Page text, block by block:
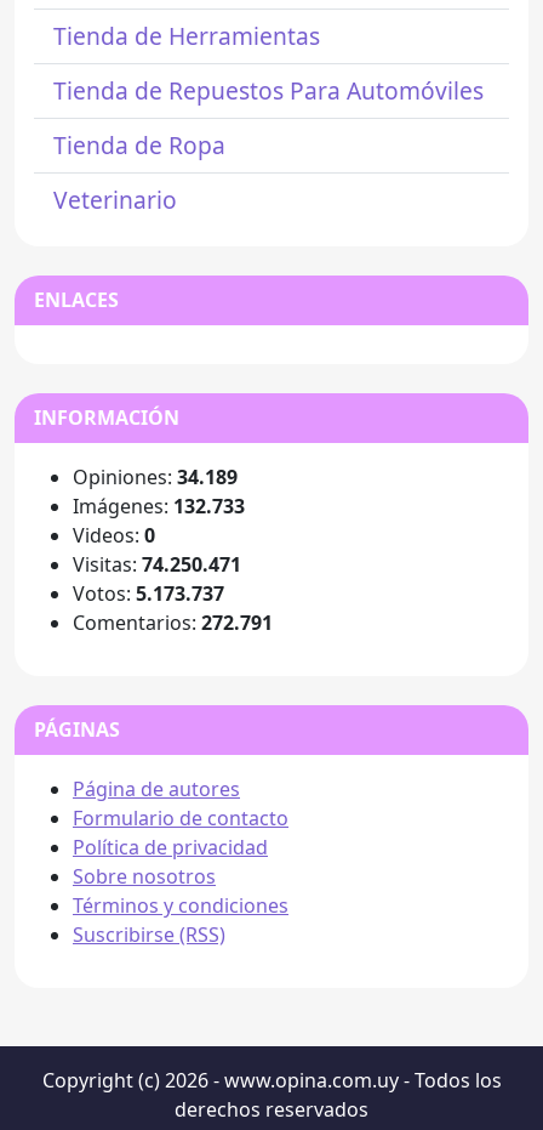
Tienda de Herramientas
Tienda de Repuestos Para Automóviles
Tienda de Ropa
Veterinario
ENLACES
INFORMACIÓN
Opiniones: 34.189
Imágenes: 132.733
Videos: 0
Visitas: 74.250.471
Votos: 5.173.737
Comentarios: 272.791
PÁGINAS
Página de autores
Formulario de contacto
Política de privacidad
Sobre nosotros
Términos y condiciones
Suscribirse (RSS)
Copyright (c) 2026 - www.opina.com.uy - Todos los
derechos reservados